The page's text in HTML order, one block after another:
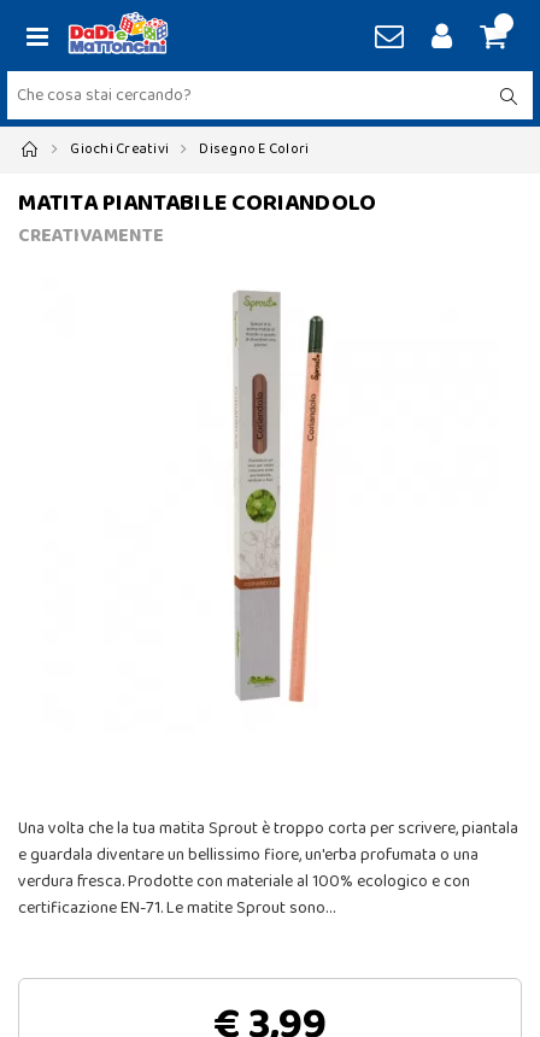
Giochi Creativi Disegno E Colori
MATITA PIANTABILE CORIANDOLO
CREATIVAMENTE
Una volta che la tua matita Sprout è troppo corta per scrivere, piantala
e guardala diventare un bellissimo fiore, un'erba profumata o una
verdura fresca. Prodotte con materiale al 100% ecologico e con
certificazione EN-71. Le matite Sprout sono…